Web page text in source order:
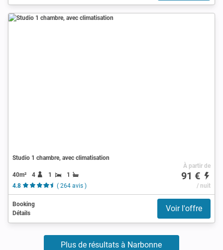
Studio 1 chambre, avec climatisation
40m² 4 1
1
4.8
( 264 avis )
À partir de
91 €
/ nuit
Booking
Détails
Voir l'offre
Plus de résultats à Narbonne